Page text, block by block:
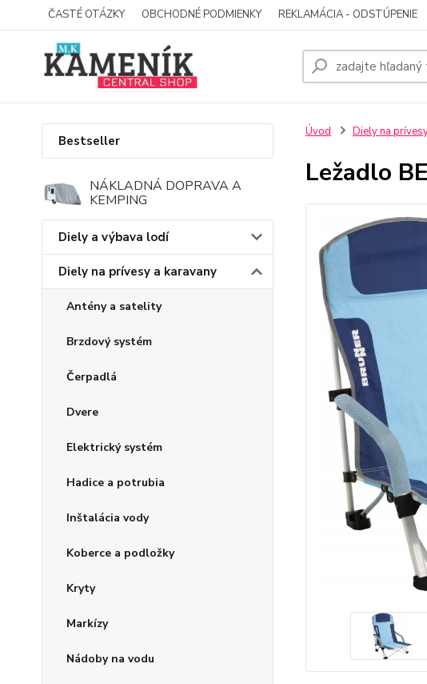
ČASTÉ OTÁZKY OBCHODNÉ PODMIENKY REKLAMÁCIA - ODSTÚPENIE
Bestseller
NÁKLADNÁ DOPRAVA A
KEMPING
Diely a výbava lodí
Diely na prívesy a karavany
Antény a satelity
Brzdový systém
Čerpadlá
Dvere
Elektrický systém
Hadice a potrubia
Inštalácia vody
Koberce a podložky
Kryty
Markízy
Nádoby na vodu
Úvod Diely na
Ležadlo